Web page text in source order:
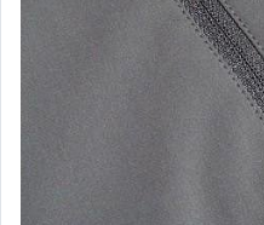
┌ BUFF．經 典 系 列
├ BUFF．夏．涼 爽 系 列
├ BUFF．冬．保 暖 系 列
└ BUFF．冬．帽 子 系 列
┌ 水 上 用 品